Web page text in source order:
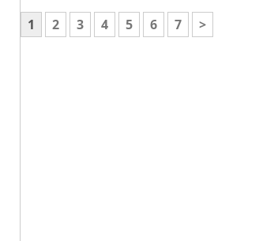
1 2 3 4 5 6 7 >